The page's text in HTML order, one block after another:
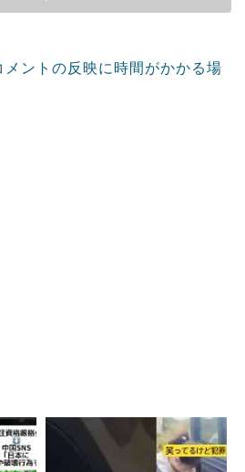
メントの反映に時間がかかる場